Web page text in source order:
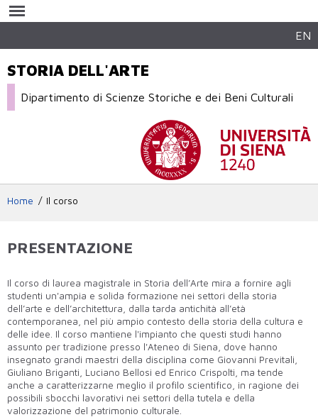
contenuto
EN
STORIA DELL'ARTE
Dipartimento di Scienze Storiche e dei Beni Culturali
Home Il corso
PRESENTAZIONE
Il corso di laurea magistrale in Storia dell’Arte mira a fornire agli
studenti un'ampia e solida formazione nei settori della storia
dell’arte e dell’architettura, dalla tarda antichità all’età
contemporanea, nel più ampio contesto della storia della cultura e
delle idee. Il corso mantiene l'impianto che questi studi hanno
assunto per tradizione presso l'Ateneo di Siena, dove hanno
insegnato grandi maestri della disciplina come Giovanni Previtali,
Giuliano Briganti, Luciano Bellosi ed Enrico Crispolti, ma tende
anche a caratterizzarne meglio il profilo scientifico, in ragione dei
possibili sbocchi lavorativi nei settori della tutela e della
valorizzazione del patrimonio culturale.